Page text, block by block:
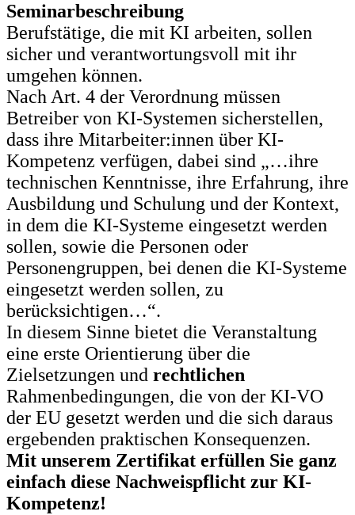
Seminarbeschreibung
Berufstätige, die mit KI arbeiten, sollen
sicher und verantwortungsvoll mit ihr
umgehen können.
Nach Art. 4 der Verordnung müssen
Betreiber von KI-Systemen sicherstellen,
dass ihre Mitarbeiter:innen über KI-
Kompetenz verfügen, dabei sind „…ihre
technischen Kenntnisse, ihre Erfahrung, ihre
Ausbildung und Schulung und der Kontext,
in dem die KI-Systeme eingesetzt werden
sollen, sowie die Personen oder
Personengruppen, bei denen die KI-Systeme
eingesetzt werden sollen, zu
berücksichtigen…“.
In diesem Sinne bietet die Veranstaltung
eine erste Orientierung über die
Zielsetzungen und rechtlichen
Rahmenbedingungen, die von der KI-VO
der EU gesetzt werden und die sich daraus
ergebenden praktischen Konsequenzen.
Mit unserem Zertifikat erfüllen Sie ganz
einfach diese Nachweispflicht zur KI-
Kompetenz!